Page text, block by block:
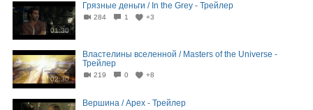
01:30
Грязные деньги / In the Grey - Трейлер
284 1 +3
02:30
Властелины вселенной / Masters of the Universe -
Трейлер
219 0 +8
Вершина / Apex - Трейлер